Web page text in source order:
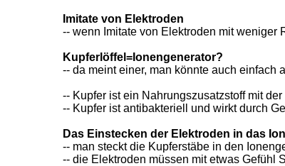
Imitate von Elektroden
-- wenn Imitate von Elektroden mit weniger
Kupferlöffel=Ionengenerator?
-- da meint einer, man könnte auch einfach
-- Kupfer ist ein Nahrungszusatzstoff mit
-- Kupfer ist antibakteriell und wirkt durch
Das Einstecken der Elektroden in das
-- man steckt die Kupferstäbe in den
-- die Elektroden müssen mit etwas Gefühl